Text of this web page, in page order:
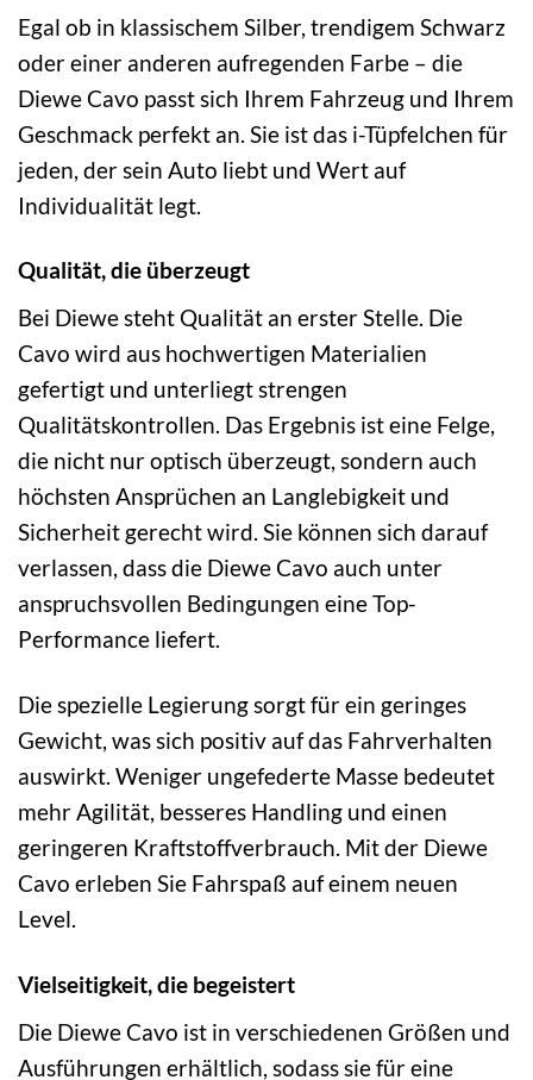
Egal ob in klassischem Silber, trendigem Schwarz
oder einer anderen aufregenden Farbe – die
Diewe Cavo passt sich Ihrem Fahrzeug und Ihrem
Geschmack perfekt an. Sie ist das i-Tüpfelchen für
jeden, der sein Auto liebt und Wert auf
Individualität legt.
Qualität, die überzeugt
Bei Diewe steht Qualität an erster Stelle. Die
Cavo wird aus hochwertigen Materialien
gefertigt und unterliegt strengen
Qualitätskontrollen. Das Ergebnis ist eine Felge,
die nicht nur optisch überzeugt, sondern auch
höchsten Ansprüchen an Langlebigkeit und
Sicherheit gerecht wird. Sie können sich darauf
verlassen, dass die Diewe Cavo auch unter
anspruchsvollen Bedingungen eine Top-
Performance liefert.
Die spezielle Legierung sorgt für ein geringes
Gewicht, was sich positiv auf das Fahrverhalten
auswirkt. Weniger ungefederte Masse bedeutet
mehr Agilität, besseres Handling und einen
geringeren Kraftstoffverbrauch. Mit der Diewe
Cavo erleben Sie Fahrspaß auf einem neuen
Level.
Vielseitigkeit, die begeistert
Die Diewe Cavo ist in verschiedenen Größen und
Ausführungen erhältlich, sodass sie für eine